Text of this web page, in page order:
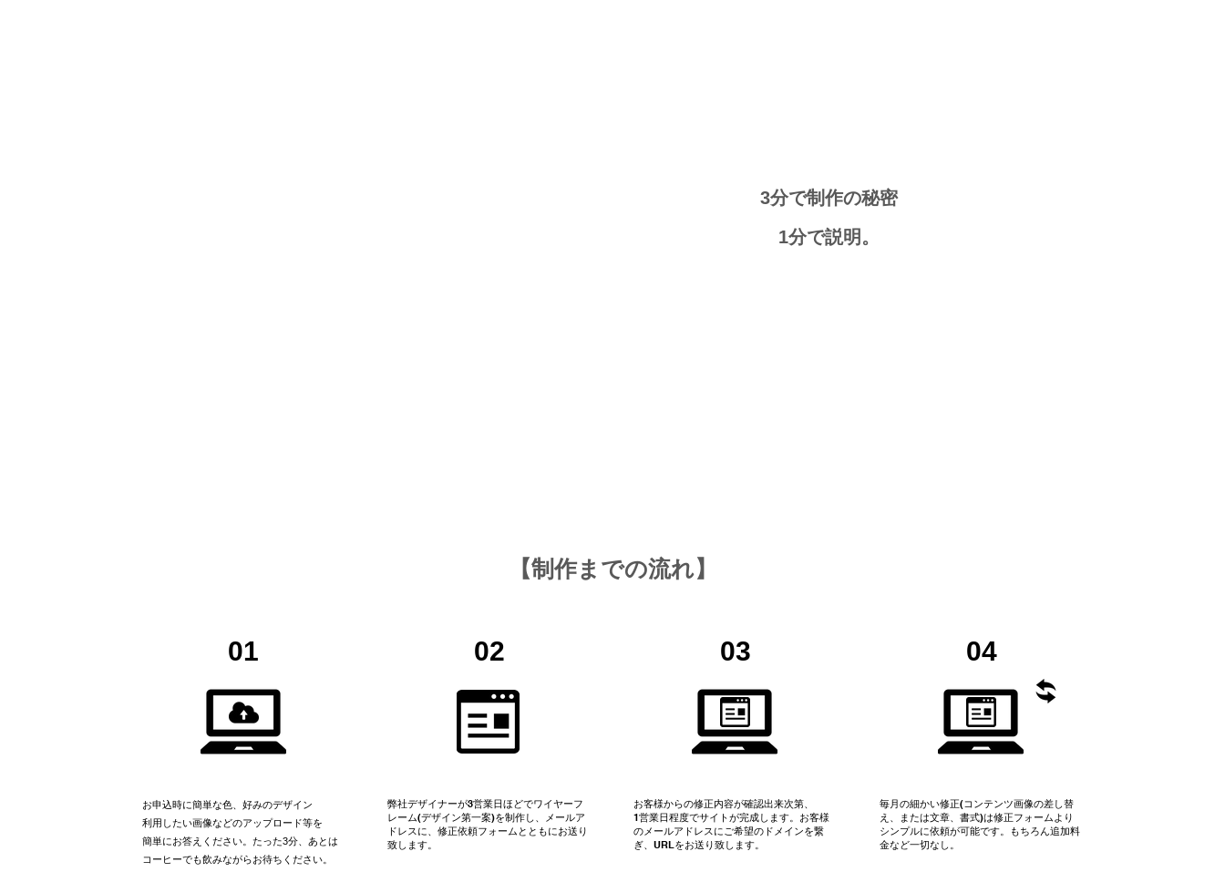
3分で制作の秘密
​1分で説明。
​【制作までの流れ】
お申込時に簡単な色、好みのデザイン
利用したい画像などのアップロード等を
簡単にお答えください。たった3分、あとは
​コーヒーでも飲みながらお待ちください。
01
​弊社デザイナーが3営業日ほどでワイヤーフ
レーム(デザイン第一案)を制作し、メールア
ドレスに、修正依頼フォームとともにお送り
致します。
02
お客様からの修正内容が確認出来次第、
1営業日程度でサイトが完成します。お客様
のメールアドレスにご希望のドメインを繋
ぎ、URLをお送り致します。
03
毎月の細かい修正(コンテンツ画像の差し替
え、または文章、書式)は修正フォームより
シンプルに依頼が可能です。もちろん追加料
金など一切なし。
04